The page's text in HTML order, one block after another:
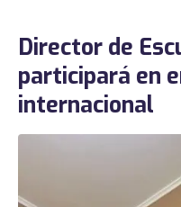
Director de
participará en
internacional